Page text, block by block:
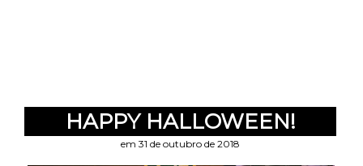
HAPPY HALLOWEEN!
em 31 de outubro de 2018